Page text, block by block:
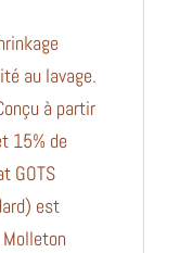
au lavage.
à partir
15% de
GOTS
est